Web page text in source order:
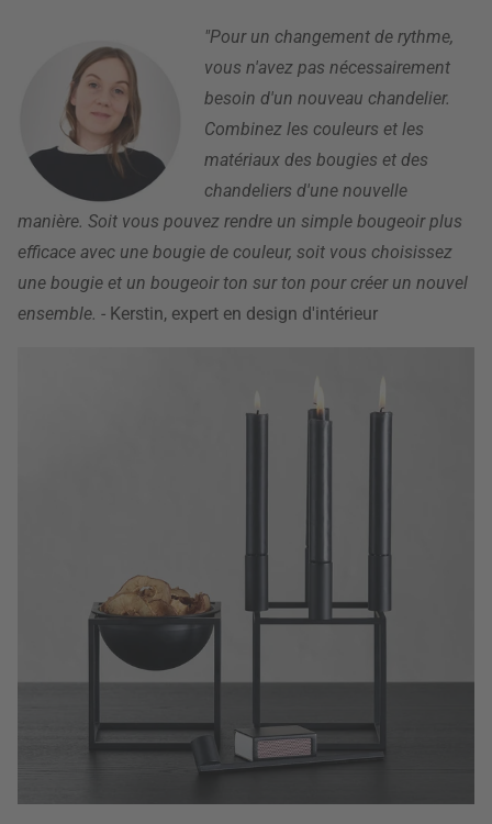
"Pour un changement de rythme,
vous n'avez pas nécessairement
besoin d'un nouveau chandelier.
Combinez les couleurs et les
matériaux des bougies et des
chandeliers d'une nouvelle
manière. Soit vous pouvez rendre un simple bougeoir plus
efficace avec une bougie de couleur, soit vous choisissez
une bougie et un bougeoir ton sur ton pour créer un nouvel
ensemble. - Kerstin, expert en design d'intérieur